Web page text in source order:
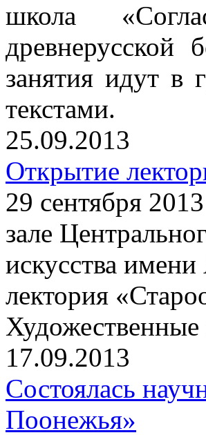
школа
древнерусской
занятия идут в
текстами.
25.09.2013
Открытие
29 сентября
зале
искусства
лектория
17.09.2013
Состоялась
Поонежья»